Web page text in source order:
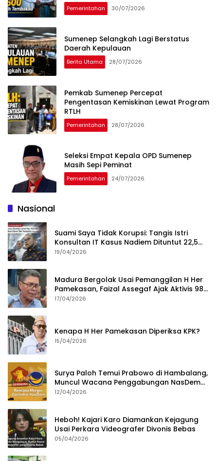
Pemerintahan 30/07/2026
Sumenep Selangkah Lagi Berstatus
Daerah Kepulauan
Berita Utama 28/07/2026
Pemkab Sumenep Percepat
Pengentasan Kemiskinan Lewat Program
RTLH
Pemerintahan 28/07/2026
Seleksi Empat Kepala OPD Sumenep
Masih Sepi Peminat
Pemerintahan 24/07/2026
Nasional
Suami Saya Tidak Korupsi: Tangis Istri
Konsultan IT Kasus Nadiem Dituntut 22,5
Tahun
19/04/2026
Madura Bergolak Usai Pemanggilan H Her
Pamekasan, Faizal Assegaf Ajak Aktivis 98
Bongkar Permainan KPK
17/04/2026
Kenapa H Her Pamekasan Diperiksa KPK?
15/04/2026
Surya Paloh Temui Prabowo di Hambalang,
Muncul Wacana Penggabungan NasDem
dan Gerindra
12/04/2026
Heboh! Kajari Karo Diamankan Kejagung
Usai Perkara Videografer Divonis Bebas
05/04/2026